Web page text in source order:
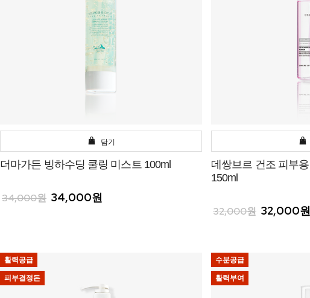
담기
더마가든 빙하수딩 쿨링 미스트 100ml
34,000원 34,000원
데쌍브르 건조 피부
150ml
32,000원 32,000원
활력공급
피부결정돈
수분공급
활력부여